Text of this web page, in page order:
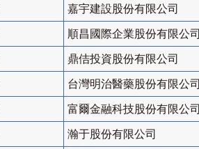
嘉宇建設股份有限公司
順昌國際企業股份有限公司
鼎佶投資股份有限公司
台灣明治醫藥股份有限公司
富爾金融科技股份有限公司
瀚于股份有限公司